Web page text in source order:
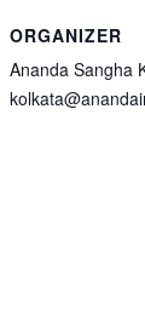
ORGANIZER
Ananda Sangha